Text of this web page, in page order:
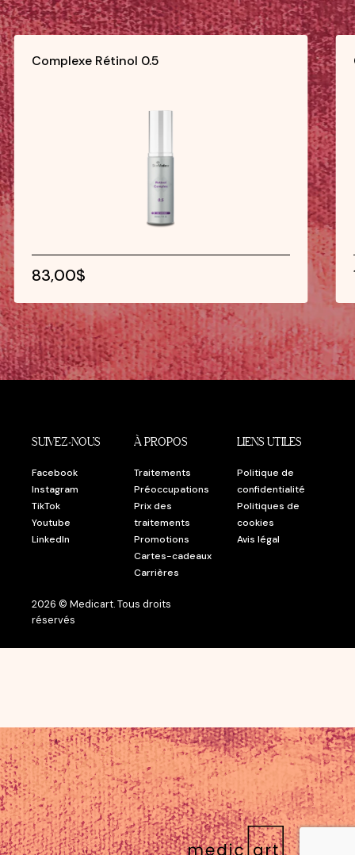
Complexe Rétinol 0.5
83,00$
SUIVEZ-NOUS
Facebook
Instagram
TikTok
Youtube
LinkedIn
À PROPOS
Traitements
Préoccupations
Prix des
traitements
Promotions
Cartes-cadeaux
Carrières
LIENS UTILES
Politique de
confidentialité
Politiques de
cookies
Avis légal
2026 © Medicart. Tous droits
réservés